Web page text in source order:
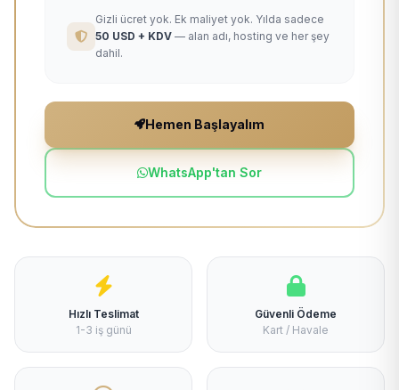
Gizli ücret yok. Ek maliyet yok. Yılda sadece
50 USD + KDV — alan adı, hosting ve her şey
dahil.
Hemen Başlayalım
WhatsApp'tan Sor
Hızlı Teslimat
1-3 iş günü
Güvenli Ödeme
Kart / Havale